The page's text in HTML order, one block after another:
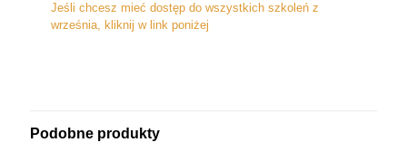
Jeśli chcesz mieć dostęp do wszystkich szkoleń z
września, kliknij w link poniżej
Podobne produkty